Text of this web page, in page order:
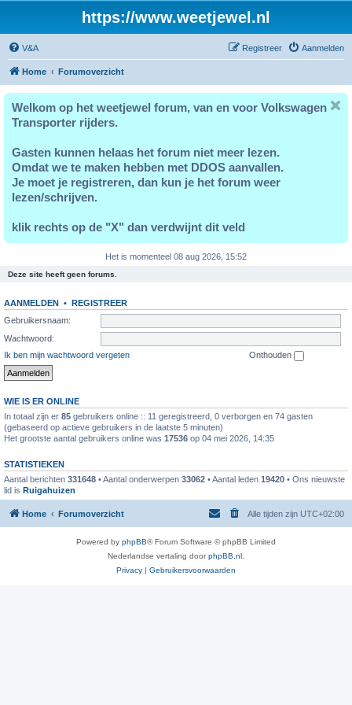
https://www.weetjewel.nl
V&A Aanmelden
Registreer
Home Forumoverzicht
Welkom op het weetjewel forum, van en voor Volkswagen
Transporter rijders.
Gasten kunnen helaas het forum niet meer lezen.
Omdat we te maken hebben met DDOS aanvallen.
Je moet je registreren, dan kun je het forum weer
lezen/schrijven.
klik rechts op de "X" dan verdwijnt dit veld
Het is momenteel 08 aug 2026, 15:52
Deze site heeft geen forums.
AANMELDEN • REGISTREER
Gebruikersnaam:
Wachtwoord:
Ik ben mijn wachtwoord vergeten
Onthouden
WIE IS ER ONLINE
In totaal zijn er 85 gebruikers online :: 11 geregistreerd, 0 verborgen en 74 gasten
(gebaseerd op actieve gebruikers in de laatste 5 minuten)
Het grootste aantal gebruikers online was 17536 op 04 mei 2026, 14:35
STATISTIEKEN
Aantal berichten 331648 • Aantal onderwerpen 33062 • Aantal leden 19420 • Ons nieuwste
lid is Ruigahuizen
Home Forumoverzicht Alle tijden zijn UTC+02:00
Powered by phpBB® Forum Software © phpBB Limited
Nederlandse vertaling doorphpBB.nl
Privacy | Gebruikersvoorwaarden